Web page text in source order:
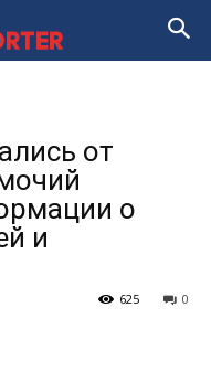
от
о
и
0
625